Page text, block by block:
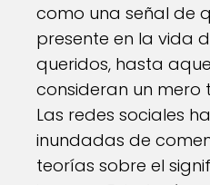
como una señal de
presente en la vida
queridos, hasta
consideran un
Las redes sociales
inundadas de
teorías sobre el